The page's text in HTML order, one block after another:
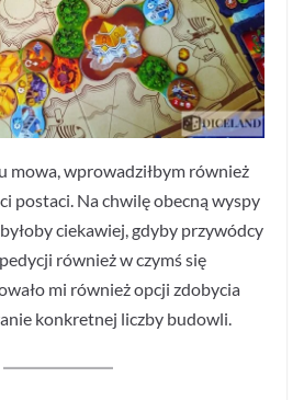
mowa, wprowadziłbym również
postaci. Na chwilę obecną wyspy
ciekawiej, gdyby przywódcy
również w czymś się
mi również opcji zdobycia
konkretnej liczby budowli.